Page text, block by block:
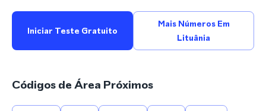
Iniciar Teste Gratuito
Mais Números Em
Lituânia
Códigos de Área Próximos